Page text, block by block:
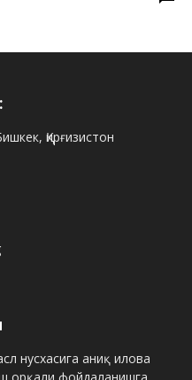
Қирғизистон
нусхасига аниқ илова